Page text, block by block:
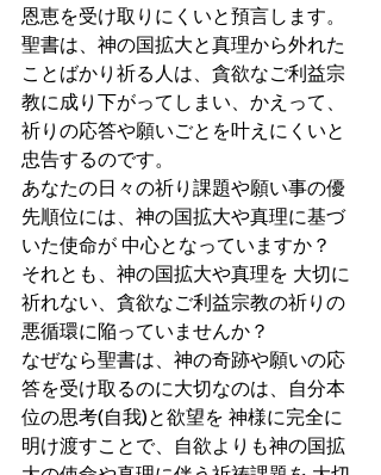
恩恵を受け取りにくいと預言します。
聖書は、神の国拡大と真理から外れた
ことばかり祈る人は、貪欲なご利益宗
教に成り下がってしまい、かえって、
祈りの応答や願いごとを叶えにくいと
忠告するのです。
あなたの日々の祈り課題や願い事の優
先順位には、神の国拡大や真理に基づ
いた使命が 中心となっていますか？
それとも、神の国拡大や真理を 大切に
祈れない、貪欲なご利益宗教の祈りの
悪循環に陥っていませんか？
なぜなら聖書は、神の奇跡や願いの応
答を受け取るのに大切なのは、自分本
位の思考(自我)と欲望を 神様に完全に
明け渡すことで、自欲よりも神の国拡